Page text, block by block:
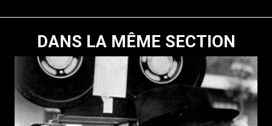
DANS LA MÊME SECTION